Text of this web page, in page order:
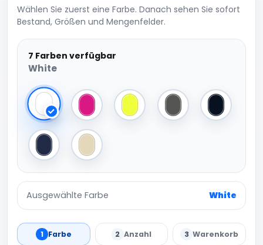
Wählen Sie zuerst eine Farbe. Danach sehen Sie sofort
Bestand, Größen und Mengenfelder.
7 Farben verfügbar
White
White Fuchsia FluoYellow Fluo Dark Grey Black
Navy Stone
Ausgewählte Farbe White
1 Farbe 2 Anzahl 3 Warenkorb